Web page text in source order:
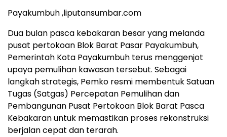
Payakumbuh ,liputansumbar.com
Dua bulan pasca kebakaran besar yang melanda
pusat pertokoan Blok Barat Pasar Payakumbuh,
Pemerintah Kota Payakumbuh terus menggenjot
upaya pemulihan kawasan tersebut. Sebagai
langkah strategis, Pemko resmi membentuk Satuan
Tugas (Satgas) Percepatan Pemulihan dan
Pembangunan Pusat Pertokoan Blok Barat Pasca
Kebakaran untuk memastikan proses rekonstruksi
berjalan cepat dan terarah.